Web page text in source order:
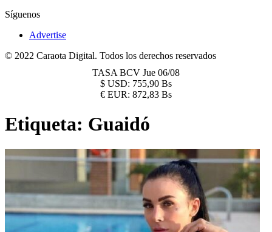
Síguenos
Advertise
© 2022 Caraota Digital. Todos los derechos reservados
TASA BCV Jue 06/08
$ USD: 755,90 Bs
€ EUR: 872,83 Bs
Etiqueta: Guaidó